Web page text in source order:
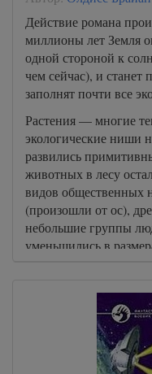
Действие романа
миллионы лет Земля
одной стороной к
чем сейчас), и станет
заполнят почти все
Растения — многие
экологические ниши
развились
животных в лесу
видов общественных
(произошли от ос),
небольшие группы
уменьшились в